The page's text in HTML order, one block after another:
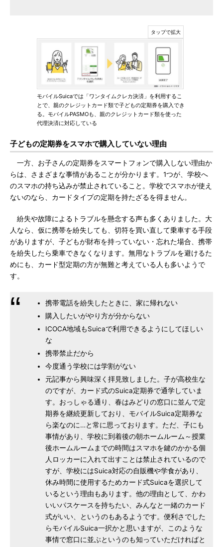
モバイルSuicaでは「ワンタイムクレカ決済」を利用するこ
とで、親のクレジットカード類で子どもの定期券を購入でき
る。モバイルPASMOも、親のクレジットカード類を使った
代理決済に対応している
子どもの定期券をスマホで購入していない理由
一方、お子さんの定期券をスマートフォンで購入しない理由か
らは、さまざまな事情があることが分かります。1つが、学校へ
のスマホの持ち込みが禁止されていること。学校でスマホが使え
ないのなら、カードタイプの定期を持たざるを得ません。
紛失や故障によるトラブルを懸念する声も多くありました。大
人なら、仮に携帯を紛失しても、切符を買い直して乗車する手段
がありますが、子どもが財布を持っていない・忘れた場合、携帯
を紛失したら乗車できなくなります。無用なトラブルを避けるた
めにも、カード型定期の方が無難と考えている人も多いようで
す。
携帯電話を紛失したときに、家に帰れない
購入したいがやり方が分からない
ICOCA地域もSuicaで利用できるようにしてほしい
な
携帯禁止だから
今度通う学校には学割がない
元記事から興味深く拝見致しました。子が高校生な
のですが、カード式のSuica定期券で通学していま
す。おっしゃる通り、春はみどりの窓口に並んで定
期券を継続更新しており、モバイルSuica定期券な
ら楽なのに…と常に思っております。ただ、子にも
事情があり、学校に到着後の朝ホームルーム～授業
後ホームルームまでの時間はスマホを鍵のかかる個
人ロッカーに入れて出すことは禁止されているので
すが、学校にはSuica対応の自販機や学食があり、
休み時間に使用するためカード式Suicaを選択して
いるという理由もあります。他の理由として、かわ
いいパスケースを持ちたい、みんなと一緒のカード
式がいい、というのもあるようです。便利さでした
らモバイルSuica一択かと思いますが、このような
事情で窓口に並ぶというのも知っていただければと